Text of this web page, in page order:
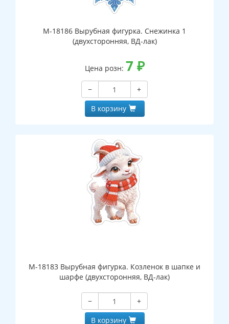
М-18186 Вырубная фигурка. Снежинка 1
(двухсторонняя, ВД-лак)
Цена розн: 7 ₽
−
+
В корзину
М-18183 Вырубная фигурка. Козленок в шапке и
шарфе (двухсторонняя, ВД-лак)
−
+
В корзину